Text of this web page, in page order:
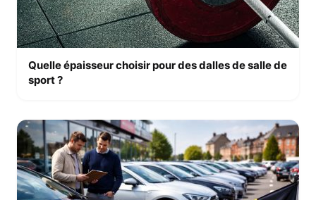
Quelle épaisseur choisir pour des dalles de salle de
sport ?